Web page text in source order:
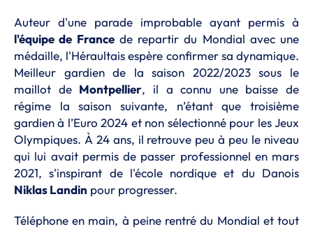
Auteur d'une parade improbable ayant permis à
l'équipe de Francede repartir du Mondial avec une
médaille, l'Héraultais espère confirmer sa dynamique.
Meilleur gardien de la saison 2022/2023 sous le
maillot de Montpellier, il a connu une baisse de
régime la saison suivante, n’étant que troisième
gardien à l’Euro 2024 et non sélectionné pour les Jeux
Olympiques. À 24 ans, il retrouve peu à peu le niveau
qui lui avait permis de passer professionnel en mars
2021, s'inspirant de l'école nordique et du Danois
Niklas Landin pour progresser.
Téléphone en main, à peine rentré du Mondial et tout